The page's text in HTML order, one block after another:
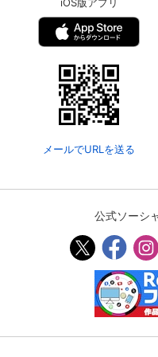
メールでURLを送る
公式ソーシ